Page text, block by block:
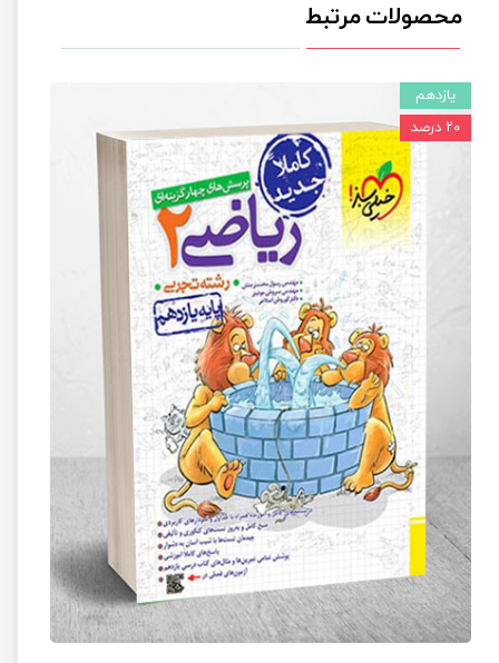
محصولات مرتبط
یازدهم
۲۰ درصد